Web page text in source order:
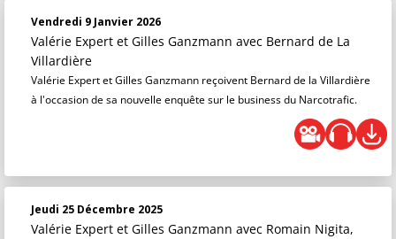
Vendredi 9 Janvier 2026
Valérie Expert et Gilles Ganzmann avec Bernard de La
Villardière
Valérie Expert et Gilles Ganzmann reçoivent Bernard de la Villardière
à l'occasion de sa nouvelle enquête sur le business du Narcotrafic.
Jeudi 25 Décembre 2025
Valérie Expert et Gilles Ganzmann avec Romain Nigita,